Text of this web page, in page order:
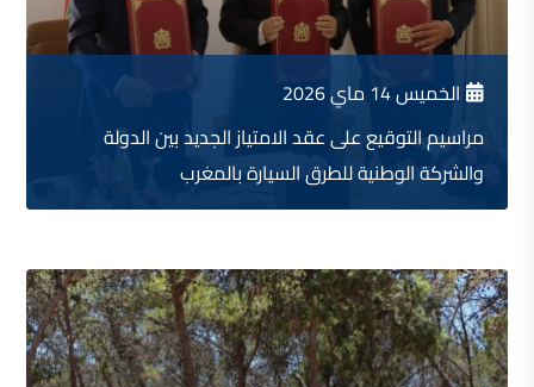
الخميس 14 ماي 2026
مراسيم التوقيع على عقد الامتياز الجديد بين الدولة
والشركة الوطنية للطرق السيارة بالمغرب